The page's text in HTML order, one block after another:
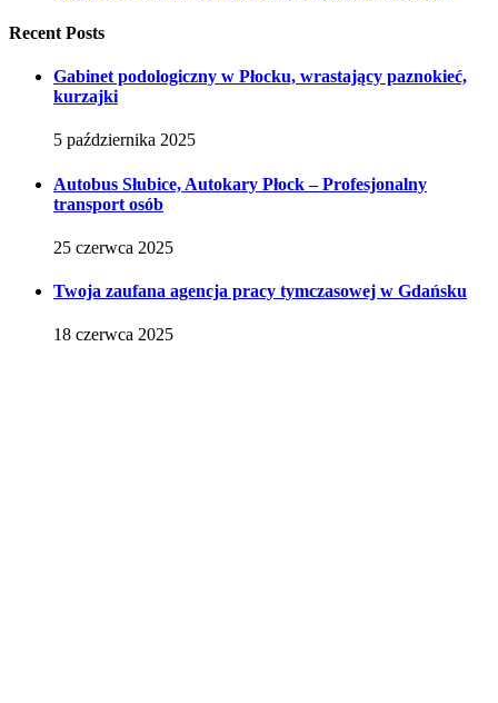
Recent Posts
Gabinet podologiczny w Płocku, wrastający paznokieć,
kurzajki
5 października 2025
Autobus Słubice, Autokary Płock – Profesjonalny
transport osób
25 czerwca 2025
Twoja zaufana agencja pracy tymczasowej w Gdańsku
18 czerwca 2025